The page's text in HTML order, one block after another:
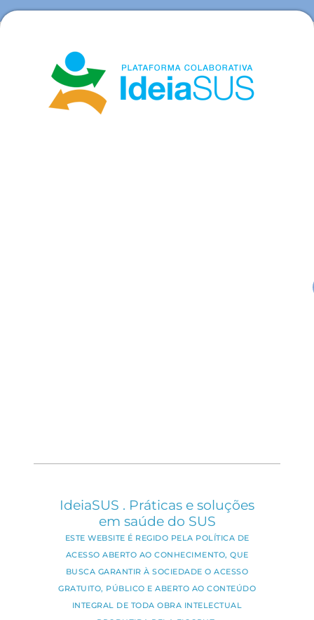
IdeiaSUS . Práticas e soluções
em saúde do SUS
ESTE WEBSITE É REGIDO PELA POLÍTICA DE
ACESSO ABERTO AO CONHECIMENTO, QUE
BUSCA GARANTIR À SOCIEDADE O ACESSO
GRATUITO, PÚBLICO E ABERTO AO CONTEÚDO
INTEGRAL DE TODA OBRA INTELECTUAL